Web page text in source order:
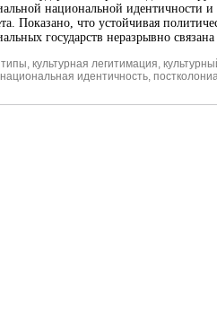
национальной идентичности и
Показано, что устойчивая
государств неразрывно
, культурная легитимация,
национальная идентичность,